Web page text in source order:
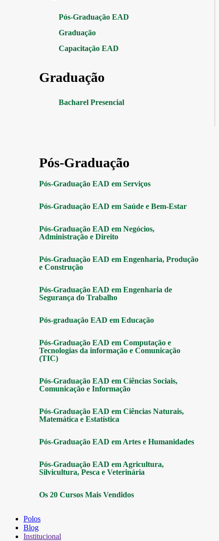
Pós-Graduação EAD
Graduação
Capacitação EAD
Graduação
Bacharel Presencial
Pós-Graduação
Pós-Graduação EAD em Serviços
Pós-Graduação EAD em Saúde e Bem-Estar
Pós-Graduação EAD em Negócios,
Administração e Direito
Pós-Graduação EAD em Engenharia, Produção
e Construção
Pós-Graduação EAD em Engenharia de
Segurança do Trabalho
Pós-graduação EAD em Educação
Pós-Graduação EAD em Computação e
Tecnologias da informação e Comunicação
(TIC)
Pós-Graduação EAD em Ciências Sociais,
Comunicação e Informação
Pós-Graduação EAD em Ciências Naturais,
Matemática e Estatística
Pós-Graduação EAD em Artes e Humanidades
Pós-Graduação EAD em Agricultura,
Silvicultura, Pesca e Veterinária
Os 20 Cursos Mais Vendidos
Polos
Blog
Institucional